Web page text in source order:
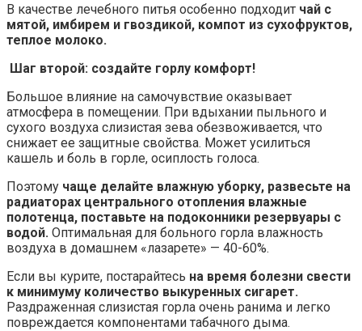
В качестве лечебного питья особенно подходит чай с
мятой, имбирем и гвоздикой, компот из сухофруктов,
теплое молоко.
Шаг второй: создайте горлу комфорт!
Большое влияние на самочувствие оказывает
атмосфера в помещении. При вдыхании пыльного и
сухого воздуха слизистая зева обезвоживается, что
снижает ее защитные свойства. Может усилиться
кашель и боль в горле, осиплость голоса.
Поэтому чаще делайте влажную уборку, развесьте на
радиаторах центрального отопления влажные
полотенца, поставьте на подоконники резервуары с
водой. Оптимальная для больного горла влажность
воздуха в домашнем «лазарете» — 40-60%.
Если вы курите, постарайтесь на время болезни свести
к минимуму количество выкуренных сигарет.
Раздраженная слизистая горла очень ранима и легко
повреждается компонентами табачного дыма.